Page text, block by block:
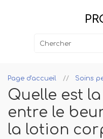
Page d'accueil Soins
Quelle est
entre le
la lotion